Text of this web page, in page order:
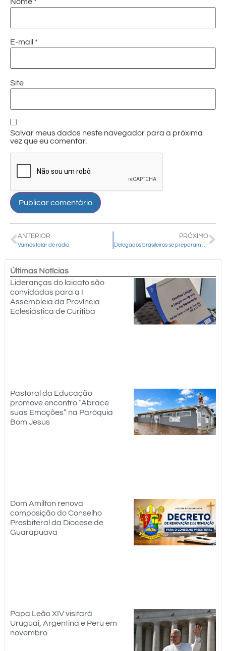
E-mail *
Site
Salvar meus dados neste navegador para a próxima
vez que eu comentar.
ANTERIOR
Vamos falar de rádio
PRÓXIMO
Últimas Notícias
Lideranças do laicato são
convidadas para a I
Assembleia da Província
Eclesiástica de Curitiba
Pastoral da Educação
promove encontro “Abrace
suas Emoções” na Paróquia
Bom Jesus
Dom Amilton renova
composição do Conselho
Presbiteral da Diocese de
Guarapuava
Papa Leão XIV visitará
Uruguai, Argentina e Peru em
novembro